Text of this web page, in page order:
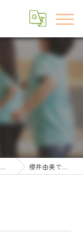
櫻井由美です！